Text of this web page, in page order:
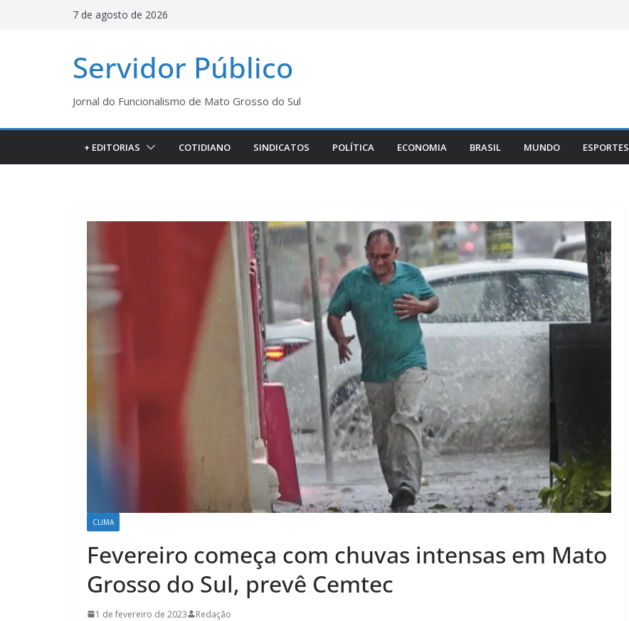
7 de agosto de 2026
Servidor Público
Jornal do Funcionalismo de Mato Grosso do Sul
+ EDITORIAS COTIDIANO SINDICATOS POLÍTICA ECONOMIA BRASIL MUNDO ESPORTES
CLIMA
Fevereiro começa com chuvas intensas em Mato
Grosso do Sul, prevê Cemtec
1 de fevereiro de 2023 Redação